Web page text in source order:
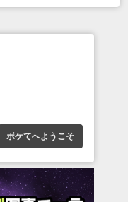
ボケてへようこそ